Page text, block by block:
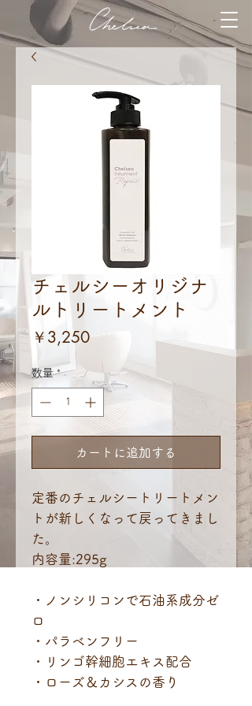
チェルシーオリジナ
ルトリートメント
￥3,250価
数量 *
カートに追加する
定番のチェルシートリートメン
トが新しくなって戻ってきまし
た。
内容量:295g
・ノンシリコンで石油系成分ゼ
ロ
・パラベンフリー
・リンゴ幹細胞エキス配合
・ローズ＆カシスの香り